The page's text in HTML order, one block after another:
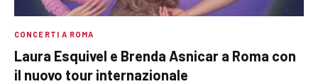
CONCERTI A ROMA
Laura Esquivel e Brenda Asnicar a Roma con
il nuovo tour internazionale